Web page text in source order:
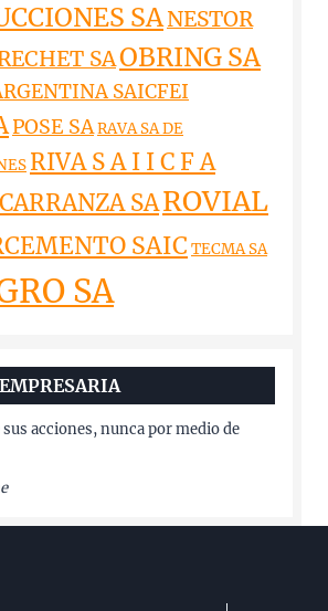
SANESTOR
SAOBRING SA
SAICFEI
POSE SARAVA SA DE
RIVA S A I I C F A
SAROVIAL
SAIC TECMA SA
SA
sus acciones, nunca por medio de